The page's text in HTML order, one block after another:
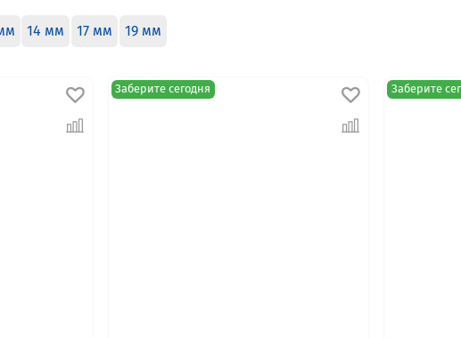
14 мм 17 мм 19 мм
Заберите сегодня Заберите